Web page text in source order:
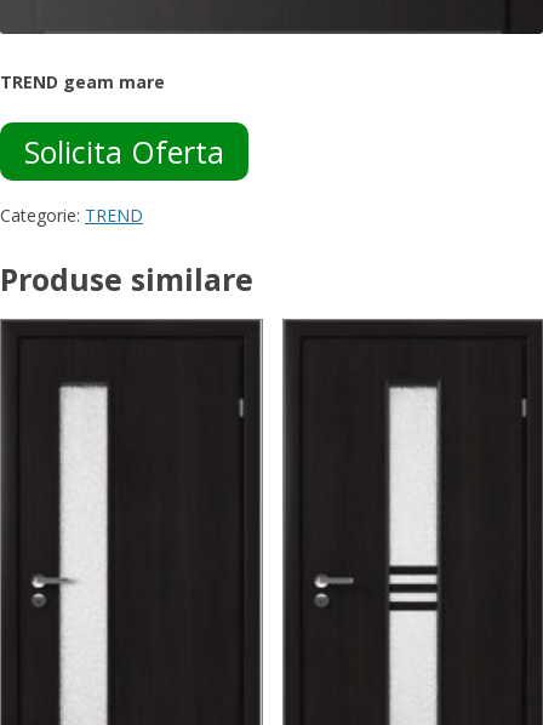
TREND geam mare
Solicita Oferta
Categorie: TREND
Produse similare